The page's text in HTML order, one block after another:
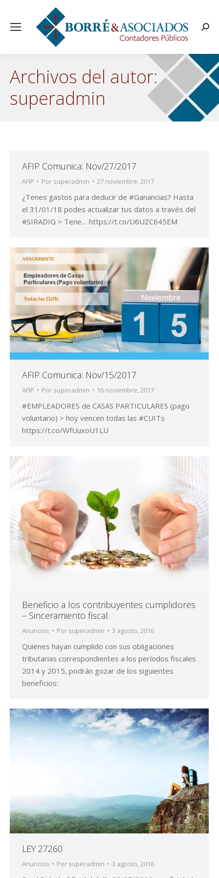
Archivos del autor:
superadmin
AFIP Comunica: Nov/27/2017
AFIP Por superadmin 27 noviembre, 2017
¿Tenes gastos para deducir de #Ganancias? Hasta
el 31/01/18 podes actualizar tus datos a través del
#SIRADIG > Tene… https://t.co/U6UZC645EM
AFIP Comunica: Nov/15/2017
AFIP Por superadmin 16 noviembre, 2017
#EMPLEADORES de CASAS PARTICULARES (pago
voluntario) > hoy vencen todas las #CUITs
https://t.co/WfUuxoU1LU
Beneficio a los contribuyentes cumplidores
– Sinceramiento fiscal.
Anuncios Por superadmin 3 agosto, 2016
Quienes hayan cumplido con sus obligaciones
tributarias correspondientes a los períodos fiscales
2014 y 2015, podrán gozar de los siguientes
beneficios:
LEY 27260
Anuncios Por superadmin 3 agosto, 2016